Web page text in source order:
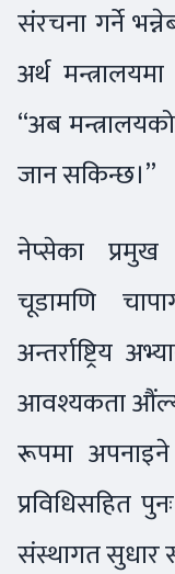
संरचना गर्ने
अर्थ
“अब
जान सकिन्छ।”
नेप्सेका
चूडामणि
अन्तर्राष्ट्रिय
आवश्यकता
रूपमा
प्रविधिसहित
संस्थागत सुधार